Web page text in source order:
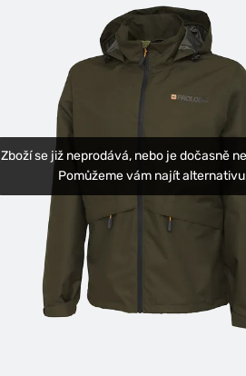
Zboží se již neprodává, nebo je dočasně
Pomůžeme vám najít